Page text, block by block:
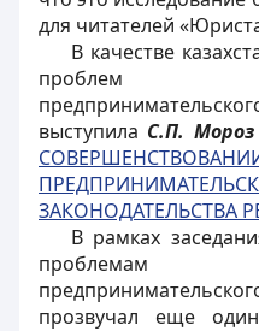
для читателей
В качестве
проблем
выступила С.П. Мороз
ЗАКОНОДАТЕЛЬСТВА
В рамках
проблемам
прозвучал еще один